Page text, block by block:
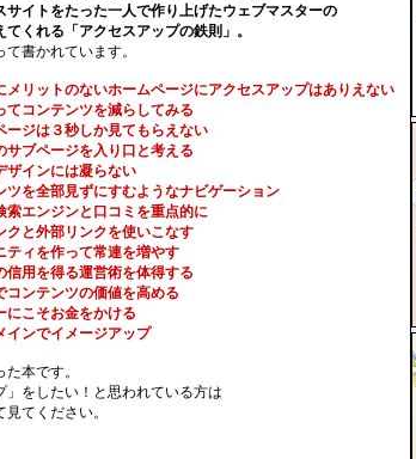
サイトをたった一人で作り上げたウェブマスターの
くれる「アクセスアップの鉄則」。
書かれています。
リットのないホームページにアクセスアップはありえない
コンテンツを減らしてみる
ジは３秒しか見てもらえない
ブページを入り口と考える
インには凝らない
を全部見ずにすむようなナビゲーション
エンジンと口コミを重点的に
と外部リンクを使いこなす
ィを作って常連を増やす
用を得る運営術を体得する
ンテンツの価値を高める
こそお金をかける
ンでイメージアップ
本です。
」をしたい！と思われている方は
見てください。